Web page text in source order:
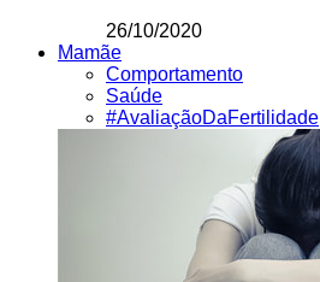
26/10/2020
Mamãe
Comportamento
Saúde
#AvaliaçãoDaFertilidade